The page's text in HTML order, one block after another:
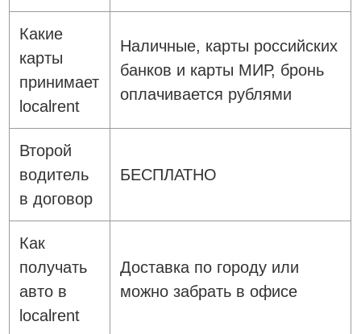
Какие
карты
принимает
localrent
Наличные, карты российских
банков и карты МИР, бронь
оплачивается рублями
Второй
водитель
в договор
БЕСПЛАТНО
Как
получать
авто в
localrent
Доставка по городу или
можно забрать в офисе